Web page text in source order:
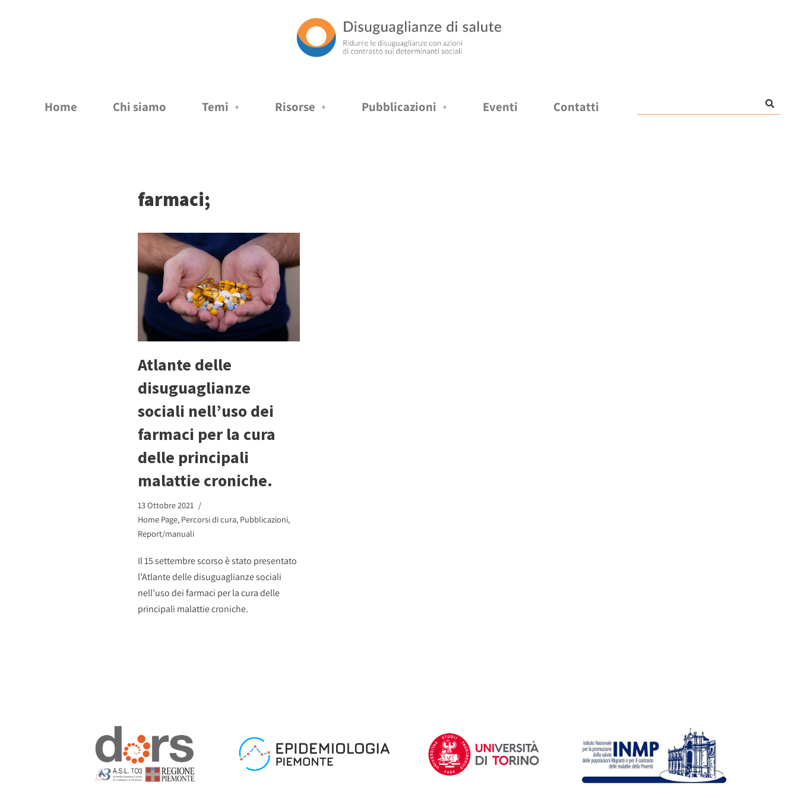
Home Chi siamo Temi Risorse Pubblicazioni Eventi Contatti
farmaci;
Atlante delle
disuguaglianze
sociali nell’uso dei
farmaci per la cura
delle principali
malattie croniche.
13 Ottobre 2021
Home Page, Percorsi di cura, Pubblicazioni,
Report/manuali
Il 15 settembre scorso è stato presentato
l’Atlante delle disuguaglianze sociali
nell’uso dei farmaci per la cura delle
principali malattie croniche.